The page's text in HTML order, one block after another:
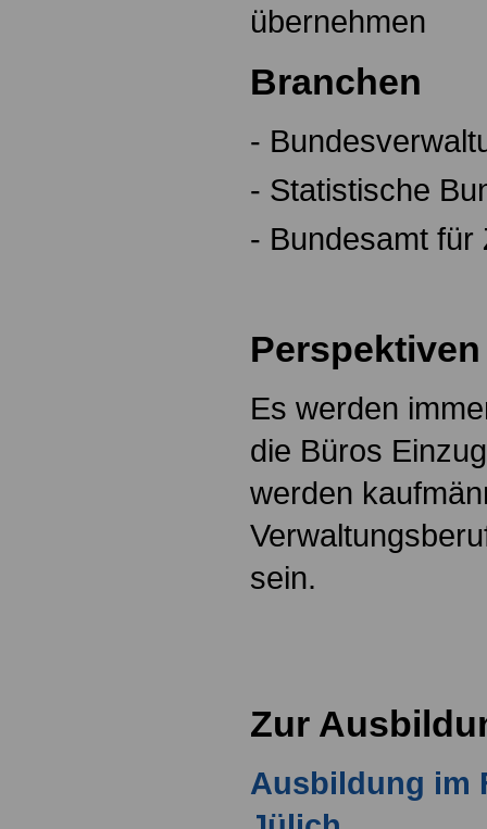
übernehmen
Branchen
-
- Statistische
- Bundesamt für
Perspektiven
Es werden
die Büros
werden
sein.
Zur
Ausbildung im